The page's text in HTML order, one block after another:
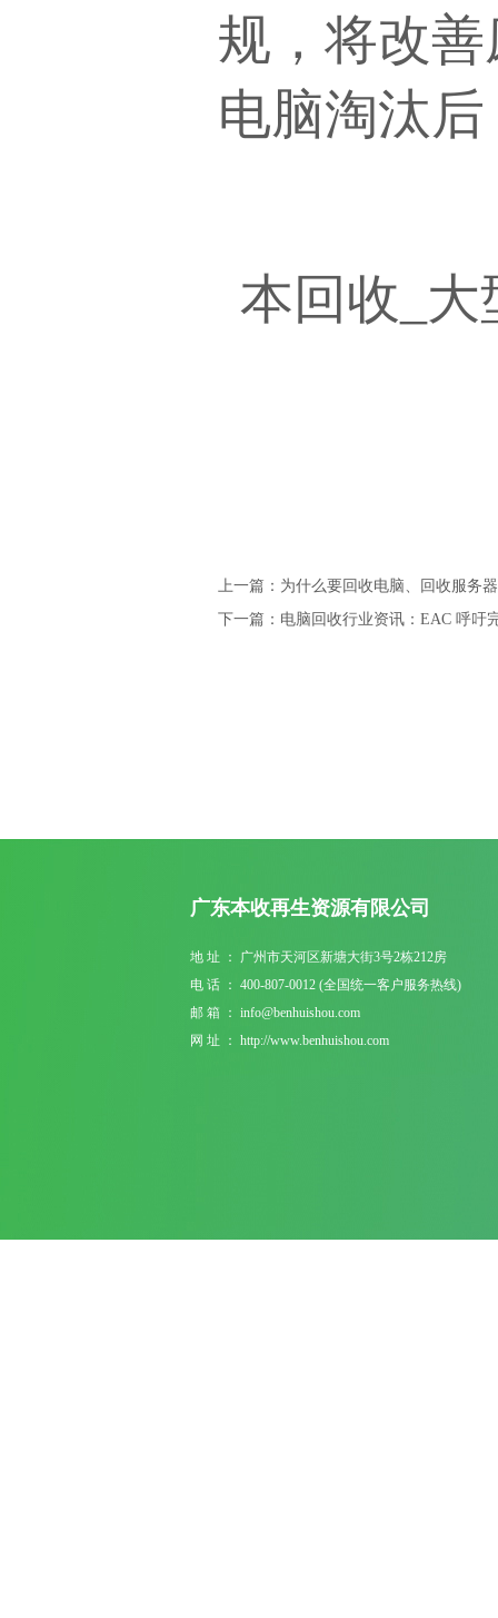
规，将改
电脑淘汰
本回收 _
上一篇：为什么要回收电脑、回收服务
下一篇：电脑回收行业资讯：EAC 呼吁
广东本收再生资源有限公司
地 址 ： 广州市天河区新塘大街3号2栋212房
电 话 ： 400-807-0012 (全国统一客户服务热线)
邮 箱 ： info@benhuishou.com
网 址 ： http://www.benhuishou.com